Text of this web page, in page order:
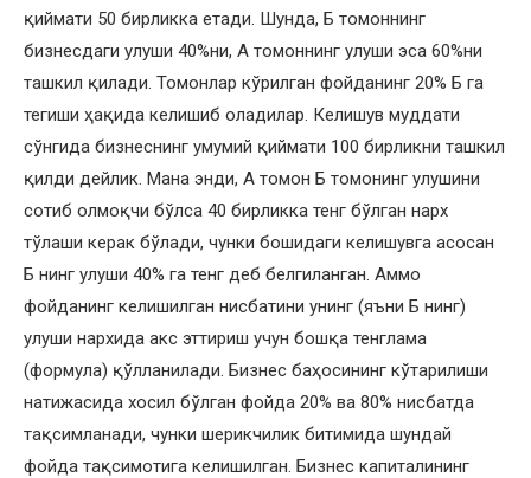
қиймати 50 бирликка етади. Шунда, Б томоннинг
бизнесдаги улуши 40%ни, А томоннинг улуши эса 60%ни
ташкил қилади. Томонлар кўрилган фойданинг 20% Б га
тегиши ҳақида келишиб оладилар. Келишув муддати
сўнгида бизнеснинг умумий қиймати 100 бирликни ташкил
қилди дейлик. Мана энди, А томон Б томонинг улушини
сотиб олмоқчи бўлса 40 бирликка тенг бўлган нарх
тўлаши керак бўлади, чунки бошидаги келишувга асосан
Б нинг улуши 40% га тенг деб белгиланган. Аммо
фойданинг келишилган нисбатини унинг (яъни Б нинг)
улуши нархида акс эттириш учун бошқа тенглама
(формула) қўлланилади. Бизнес баҳосининг кўтарилиши
натижасида хосил бўлган фойда 20% ва 80% нисбатда
тақсимланади, чунки шерикчилик битимида шундай
фойда тақсимотига келишилган. Бизнес капиталининг